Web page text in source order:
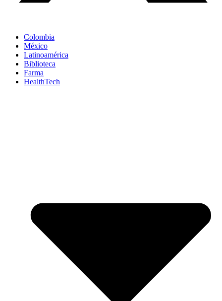
Colombia
México
Latinoamérica
Biblioteca
Farma
HealthTech